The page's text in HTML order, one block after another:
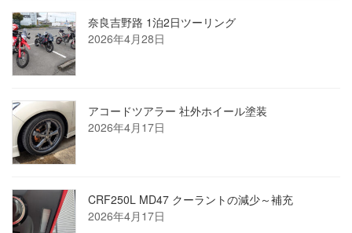
奈良吉野路 1泊2日ツーリング
2026年4月28日
アコードツアラー 社外ホイール塗装
2026年4月17日
CRF250L MD47 クーラントの減少～補充
2026年4月17日